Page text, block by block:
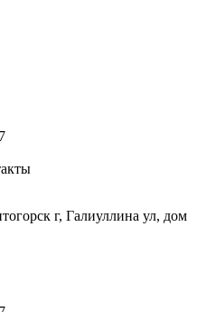
г, Галиуллина ул, дом